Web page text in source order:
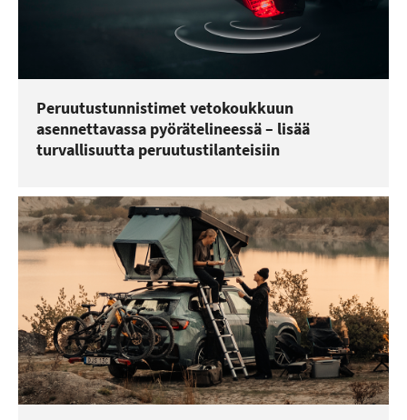
Peruutustunnistimet vetokoukkuun
asennettavassa pyörätelineessä – lisää
turvallisuutta peruutustilanteisiin